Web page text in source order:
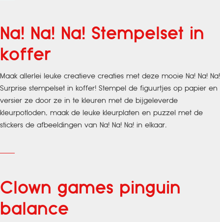
Na! Na! Na! Stempelset in
koffer
Maak allerlei leuke creatieve creaties met deze mooie Na! Na! Na!
Surprise stempelset in koffer! Stempel de figuurtjes op papier en
versier ze door ze in te kleuren met de bijgeleverde
kleurpotloden, maak de leuke kleurplaten en puzzel met de
stickers de afbeeldingen van Na! Na! Na! in elkaar.
Clown games pinguin
balance